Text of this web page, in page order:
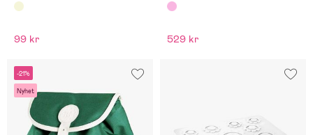
99 kr 529 kr
-21%
Nyhet